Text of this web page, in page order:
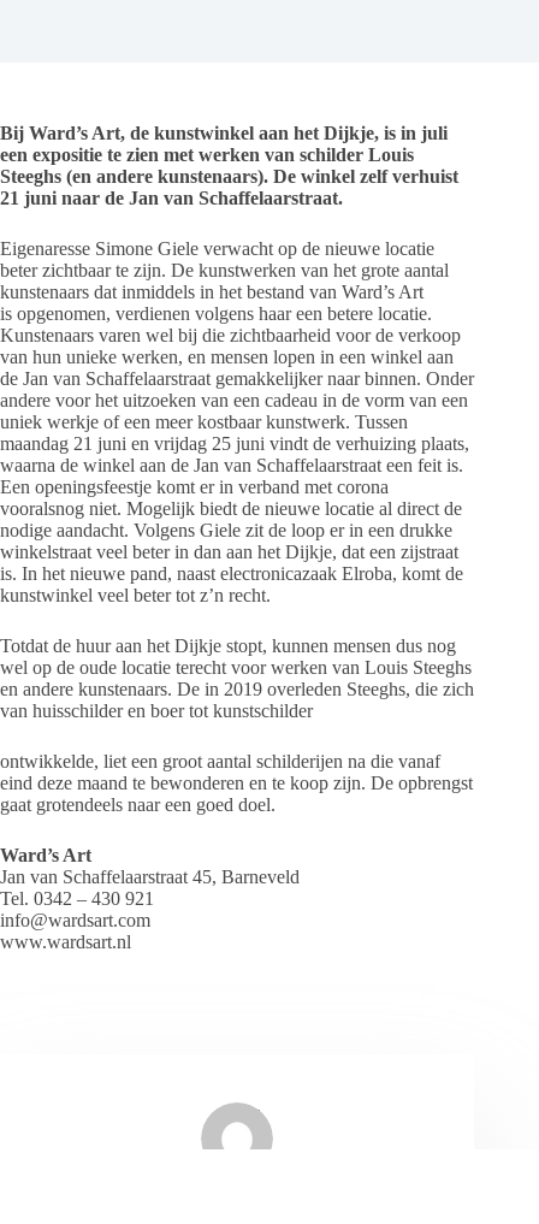
Bij Ward’s Art, de kunstwinkel aan het Dijkje, is in juli
een expositie te zien met werken van schilder Louis
Steeghs (en andere kunstenaars). De winkel zelf verhuist
21 juni naar de Jan van Schaffelaarstraat.
Eigenaresse Simone Giele verwacht op de nieuwe locatie
beter zichtbaar te zijn. De kunstwerken van het grote aantal
kunstenaars dat inmiddels in het bestand van Ward’s Art
is opgenomen, verdienen volgens haar een betere locatie.
Kunstenaars varen wel bij die zichtbaarheid voor de verkoop
van hun unieke werken, en mensen lopen in een winkel aan
de Jan van Schaffelaarstraat gemakkelijker naar binnen. Onder
andere voor het uitzoeken van een cadeau in de vorm van een
uniek werkje of een meer kostbaar kunstwerk. Tussen
maandag 21 juni en vrijdag 25 juni vindt de verhuizing plaats,
waarna de winkel aan de Jan van Schaffelaarstraat een feit is.
Een openingsfeestje komt er in verband met corona
vooralsnog niet. Mogelijk biedt de nieuwe locatie al direct de
nodige aandacht. Volgens Giele zit de loop er in een drukke
winkelstraat veel beter in dan aan het Dijkje, dat een zijstraat
is. In het nieuwe pand, naast electronicazaak Elroba, komt de
kunstwinkel veel beter tot z’n recht.
Totdat de huur aan het Dijkje stopt, kunnen mensen dus nog
wel op de oude locatie terecht voor werken van Louis Steeghs
en andere kunstenaars. De in 2019 overleden Steeghs, die zich
van huisschilder en boer tot kunstschilder
ontwikkelde, liet een groot aantal schilderijen na die vanaf
eind deze maand te bewonderen en te koop zijn. De opbrengst
gaat grotendeels naar een goed doel.
Ward’s Art
Jan van Schaffelaarstraat 45, Barneveld
Tel. 0342 – 430 921
info@wardsart.com
www.wardsart.nl